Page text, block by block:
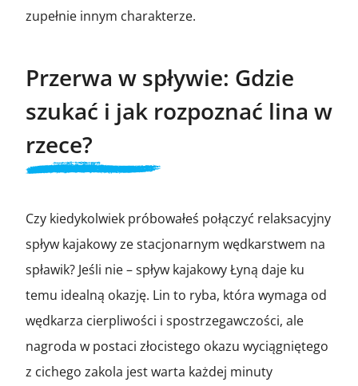
zupełnie innym charakterze.
Przerwa w spływie: Gdzie
szukać i jak rozpoznać lina w
rzece?
Czy kiedykolwiek próbowałeś połączyć relaksacyjny
spływ kajakowy ze stacjonarnym wędkarstwem na
spławik? Jeśli nie – spływ kajakowy Łyną daje ku
temu idealną okazję. Lin to ryba, która wymaga od
wędkarza cierpliwości i spostrzegawczości, ale
nagroda w postaci złocistego okazu wyciągniętego
z cichego zakola jest warta każdej minuty